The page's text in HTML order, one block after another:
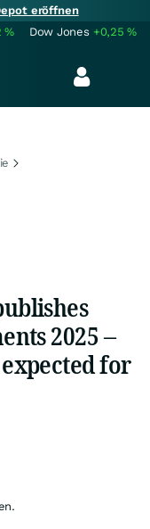
eröffnen
% Dow Jones +0,25%
2025 –
for